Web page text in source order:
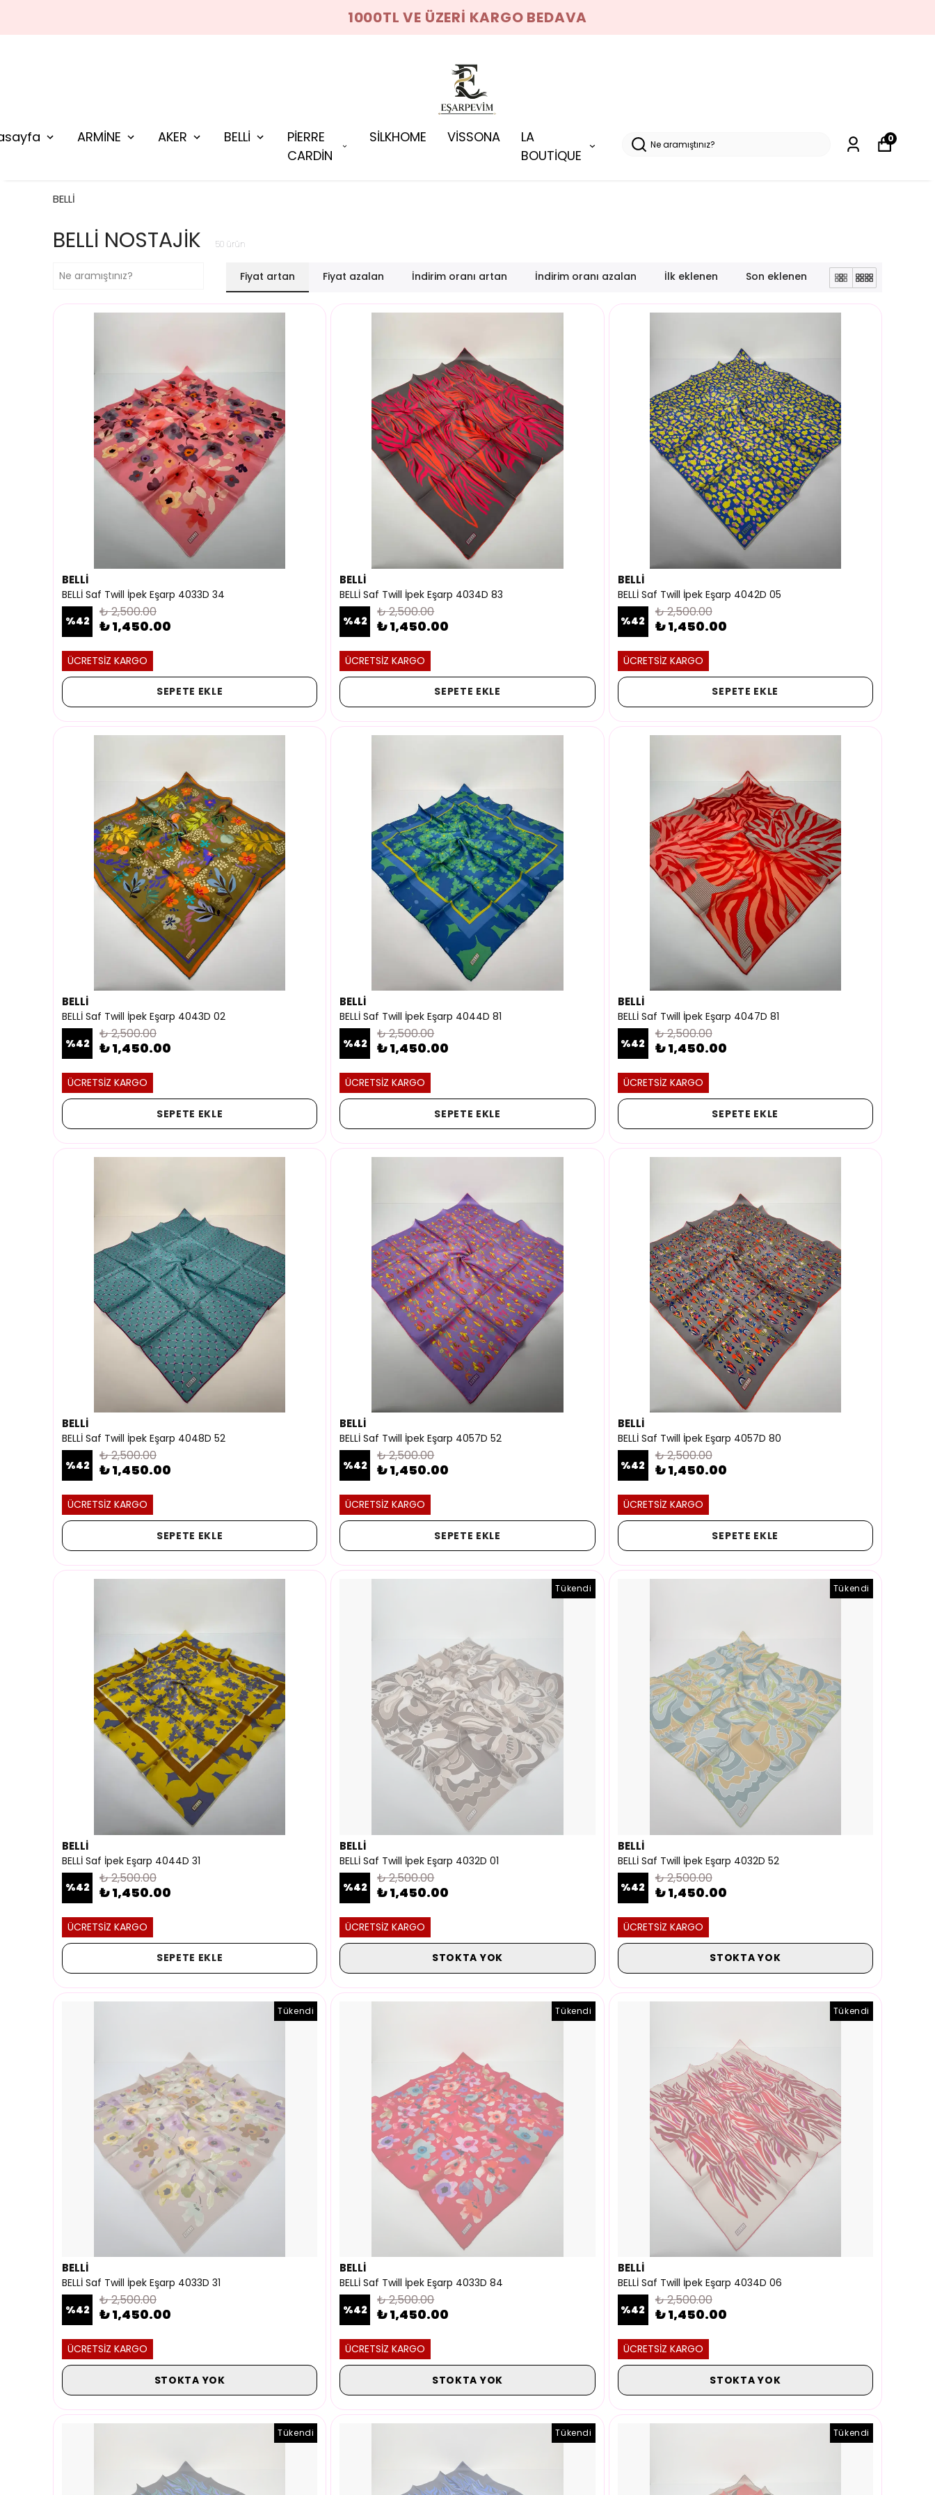
ARMİNE AKER BELLİ
PİERRE
CARDİN
SİLKHOME VİSSONA
LA
BOUTİQUE
0
BELLİ
BELLİ NOSTAJİK 50 ürün
Fiyat artan Fiyat azalan İndirim oranı artan İndirim oranı azalan İlk eklenen Son eklenen
BELLİ
BELLİ Saf Twill İpek Eşarp 4033D 34
%42
₺ 2,500.00
₺ 1,450.00
ÜCRETSİZ KARGO
SEPETE EKLE
BELLİ
BELLİ Saf Twill İpek Eşarp 4034D 83
%42
₺ 2,500.00
₺ 1,450.00
ÜCRETSİZ KARGO
SEPETE EKLE
BELLİ
BELLİ Saf Twill İpek Eşarp 4042D 05
%42
₺ 2,500.00
₺ 1,450.00
ÜCRETSİZ KARGO
SEPETE EKLE
BELLİ
BELLİ Saf Twill İpek Eşarp 4043D 02
%42
₺ 2,500.00
₺ 1,450.00
ÜCRETSİZ KARGO
SEPETE EKLE
BELLİ
BELLİ Saf Twill İpek Eşarp 4044D 81
%42
₺ 2,500.00
₺ 1,450.00
ÜCRETSİZ KARGO
SEPETE EKLE
BELLİ
BELLİ Saf Twill İpek Eşarp 4047D 81
%42
₺ 2,500.00
₺ 1,450.00
ÜCRETSİZ KARGO
SEPETE EKLE
BELLİ
BELLİ Saf Twill İpek Eşarp 4048D 52
%42
₺ 2,500.00
₺ 1,450.00
ÜCRETSİZ KARGO
SEPETE EKLE
BELLİ
BELLİ Saf Twill İpek Eşarp 4057D 52
%42
₺ 2,500.00
₺ 1,450.00
ÜCRETSİZ KARGO
SEPETE EKLE
BELLİ
BELLİ Saf Twill İpek Eşarp 4057D 80
%42
₺ 2,500.00
₺ 1,450.00
ÜCRETSİZ KARGO
SEPETE EKLE
BELLİ
BELLİ Saf İpek Eşarp 4044D 31
%42
₺ 2,500.00
₺ 1,450.00
ÜCRETSİZ KARGO
SEPETE EKLE
Tükendi
BELLİ
BELLİ Saf Twill İpek Eşarp 4032D 01
%42
₺ 2,500.00
₺ 1,450.00
ÜCRETSİZ KARGO
STOKTA YOK
Tükendi
BELLİ
BELLİ Saf Twill İpek Eşarp 4032D 52
%42
₺ 2,500.00
₺ 1,450.00
ÜCRETSİZ KARGO
STOKTA YOK
Tükendi
BELLİ
BELLİ Saf Twill İpek Eşarp 4033D 31
%42
₺ 2,500.00
₺ 1,450.00
ÜCRETSİZ KARGO
STOKTA YOK
Tükendi
BELLİ
BELLİ Saf Twill İpek Eşarp 4033D 84
%42
₺ 2,500.00
₺ 1,450.00
ÜCRETSİZ KARGO
STOKTA YOK
Tükendi
BELLİ
BELLİ Saf Twill İpek Eşarp 4034D 06
%42
₺ 2,500.00
₺ 1,450.00
ÜCRETSİZ KARGO
STOKTA YOK
Tükendi Tükendi Tükendi